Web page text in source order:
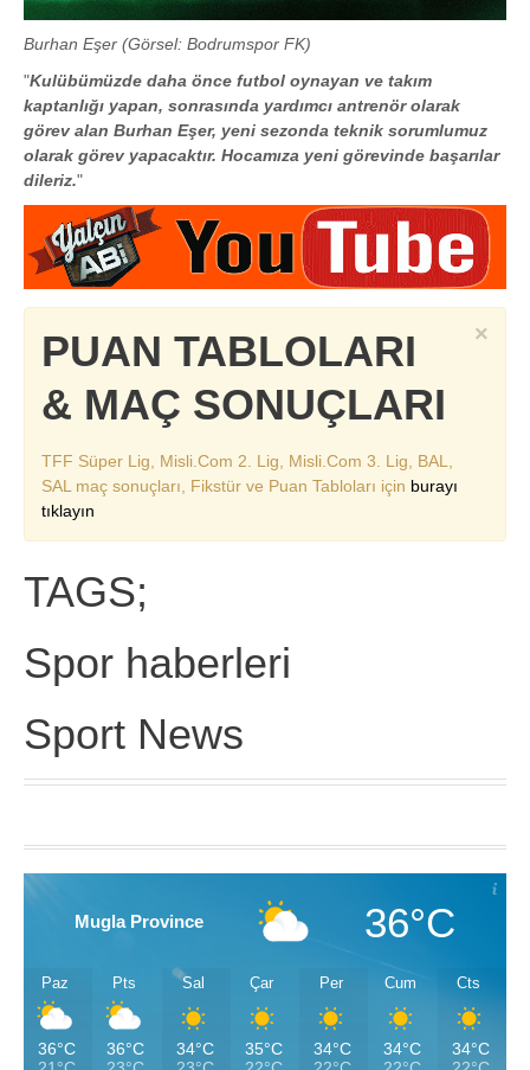
Burhan Eşer (Görsel: Bodrumspor FK)
"Kulübümüzde daha önce futbol oynayan ve takım
kaptanlığı yapan, sonrasında yardımcı antrenör olarak
görev alan Burhan Eşer, yeni sezonda teknik sorumlumuz
olarak görev yapacaktır. Hocamıza yeni görevinde başarılar
dileriz."
×
PUAN TABLOLARI
& MAÇ SONUÇLARI
TFF Süper Lig, Misli.Com 2. Lig, Misli.Com 3. Lig, BAL,
SAL maç sonuçları, Fikstür ve Puan Tabloları için burayı
tıklayın
TAGS;
Spor haberleri
Sport News
Mugla Province 36°C
Paz
36°C
Pts
36°C
Sal
34°C
Çar
35°C
Per
34°C
Cum
34°C
Cts
34°C